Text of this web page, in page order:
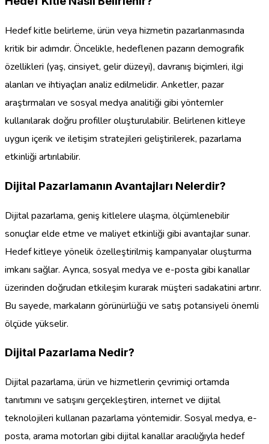
Hedef kitle belirleme, ürün veya hizmetin pazarlanmasında
kritik bir adımdır. Öncelikle, hedeflenen pazarın demografik
özellikleri (yaş, cinsiyet, gelir düzeyi), davranış biçimleri, ilgi
alanları ve ihtiyaçları analiz edilmelidir. Anketler, pazar
araştırmaları ve sosyal medya analitiği gibi yöntemler
kullanılarak doğru profiller oluşturulabilir. Belirlenen kitleye
uygun içerik ve iletişim stratejileri geliştirilerek, pazarlama
etkinliği artırılabilir.
Dijital Pazarlamanın Avantajları Nelerdir?
Dijital pazarlama, geniş kitlelere ulaşma, ölçümlenebilir
sonuçlar elde etme ve maliyet etkinliği gibi avantajlar sunar.
Hedef kitleye yönelik özelleştirilmiş kampanyalar oluşturma
imkanı sağlar. Ayrıca, sosyal medya ve e-posta gibi kanallar
üzerinden doğrudan etkileşim kurarak müşteri sadakatini artırır.
Bu sayede, markaların görünürlüğü ve satış potansiyeli önemli
ölçüde yükselir.
Dijital Pazarlama Nedir?
Dijital pazarlama, ürün ve hizmetlerin çevrimiçi ortamda
tanıtımını ve satışını gerçekleştiren, internet ve dijital
teknolojileri kullanan pazarlama yöntemidir. Sosyal medya, e-
posta, arama motorları gibi dijital kanallar aracılığıyla hedef